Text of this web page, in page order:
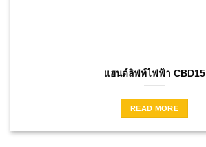
แฮนด์ลิฟท์ไฟฟ้า CBD15
READ MORE